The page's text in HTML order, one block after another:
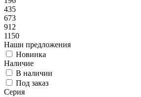
435
673
912
1150
Наши предложения
Новинка
Наличие
В наличии
Под заказ
Серия